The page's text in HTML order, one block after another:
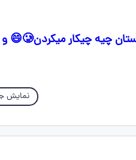
توی درس دوم بونصر و ابوالفضل بیهقی نقششون تو داستان چیه چیکار میکردن🥲😄 و
نمایش